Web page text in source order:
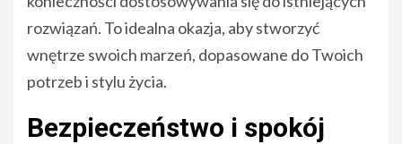
rozwiązań. To idealna okazja, aby stworzyć
wnętrze swoich marzeń, dopasowane do Twoich
potrzeb i stylu życia.
Bezpieczeństwo i spokój